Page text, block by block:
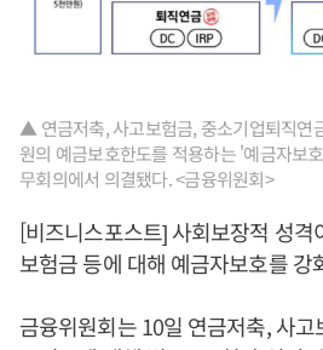
▲ 연금저축, 사고보험금, 중소기업퇴직연
원의 예금보호한도를 적용하는 '예금자보
무회의에서 의결됐다. <금융위원회>
[비즈니스포스트] 사회보장적 성
보험금 등에 대해 예금자보호를 강
금융위원회는 10일 연금저축, 사